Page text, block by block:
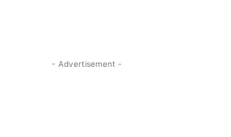
- Advertisement -